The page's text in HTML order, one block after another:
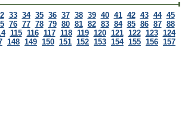
33 34 35 36 37 38 39 40 41 42 43 44 45
76 77 78 79 80 81 82 83 84 85 86 87 88
115 116 117 118 119 120 121 122 123 124
148 149 150 151 152 153 154 155 156 157